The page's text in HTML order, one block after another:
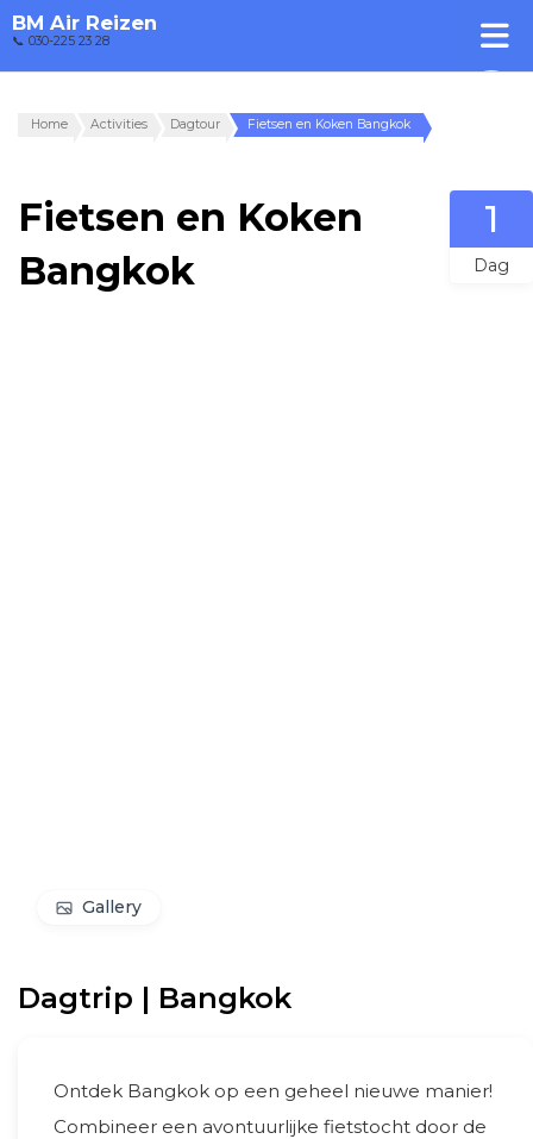
BM Air Reizen
📞 030-225 23 28
Home Activities Dagtour Fietsen en Koken Bangkok
Fietsen en Koken
Bangkok
1
Dag
Gallery
Dagtrip | Bangkok
Ontdek Bangkok op een geheel nieuwe manier!
Combineer een avontuurlijke fietstocht door de